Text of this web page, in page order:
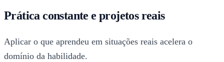
Prática constante e projetos reais
Aplicar o que aprendeu em situações reais acelera o
domínio da habilidade.